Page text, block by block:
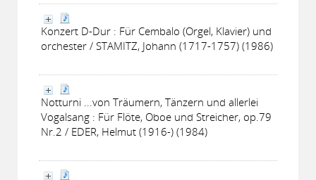
Konzert D-Dur : Für Cembalo (Orgel, Klavier) und
orchester / STAMITZ, Johann (1717-1757) (1986)
Notturni ...von Träumern, Tänzern und allerlei
Vogalsang : Für Flöte, Oboe und Streicher, op.79
Nr.2 / EDER, Helmut (1916-) (1984)